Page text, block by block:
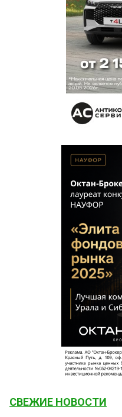
СВЕЖИЕ НОВОСТИ